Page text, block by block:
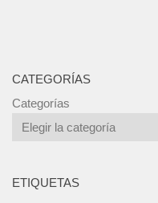
CATEGORÍAS
Categorías
ETIQUETAS